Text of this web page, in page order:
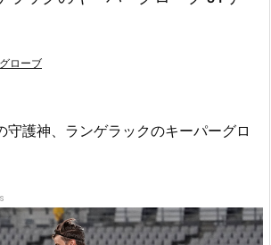
グローブ
守護神、ランゲラックのキーパーグロ